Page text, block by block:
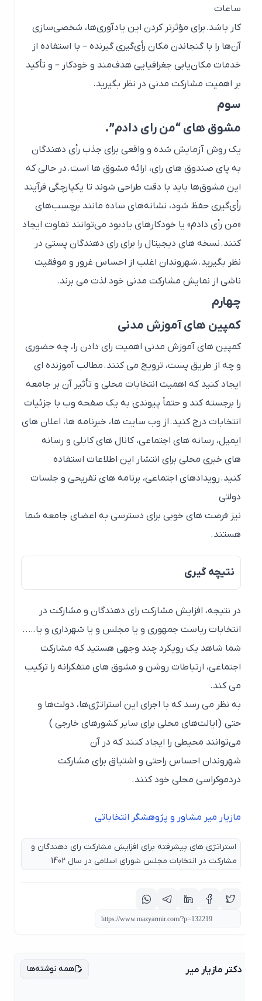
ساعات
کار باشد. برای مؤثرتر کردن این یادآوری‌ها، شخصی‌سازی
آن‌ها را با گنجاندن مکان رأی‌گیری گیرنده – با استفاده از
خدمات مکان‌یابی جغرافیایی هدف‌مند و خودکار – و تأکید
بر اهمیت مشارکت مدنی در نظر بگیرید.
سوم
مشوق های “من رای دادم”.
یک روش آزمایش شده و واقعی برای جذب رأی دهندگان
به پای صندوق های رای، ارائه مشوق ها است. در حالی که
این مشوق‌ها باید با دقت طراحی شوند تا یکپارچگی فرآیند
رأی‌گیری حفظ شود، نشانه‌های ساده مانند برچسب‌های
«من رأی دادم» یا خودکارهای یادبود می‌توانند تفاوت ایجاد
کنند. نسخه های دیجیتال را برای رای دهندگان پستی در
نظر بگیرید. شهروندان اغلب از احساس غرور و موفقیت
ناشی از نمایش مشارکت مدنی خود لذت می برند.
چهارم
کمپین های آموزش مدنی
کمپین های آموزش مدنی اهمیت رای دادن را، چه حضوری
و چه از طریق پست، ترویج می کنند. مطالب آموزنده ای
ایجاد کنید که اهمیت انتخابات محلی و تأثیر آن بر جامعه
را برجسته کند و حتماً پیوندی به یک صفحه وب با جزئیات
انتخابات درج کنید. از وب سایت ها، خبرنامه ها، اعلان های
ایمیل، رسانه های اجتماعی، کانال های کابلی و رسانه
های خبری محلی برای انتشار این اطلاعات استفاده
کنید. رویدادهای اجتماعی، برنامه های تفریحی و جلسات
دولتی
نیز فرصت های خوبی برای دسترسی به اعضای جامعه شما
هستند.
نتیچه گیری
در نتیجه، افزایش مشارکت رای دهندگان و مشارکت در
انتخابات ریاست جمهوری و یا مجلس و یا شهرداری و یا…..
شما شاهد یک رویکرد چند وجهی هستید که مشارکت
اجتماعی، ارتباطات روشن و مشوق های متفکرانه را ترکیب
می کند.
به نظر می رسد که با اجرای این استراتژی‌ها، دولت‌ها و
حتی (ایالت‌های محلی برای سایر کشورهای خارجی )
می‌توانند محیطی را ایجاد کنند که در آن
شهروندان احساس راحتی و اشتیاق برای مشارکت
دردموکراسی محلی خود کنند.
مازیار میر مشاور و پژوهشگر انتخاباتی
استراتژی های پیشرفته برای افزایش مشارکت رای دهندگان و
مشارکت در انتخابات مجلس شورای اسلامی در سال 1402
دکتر مازیار میر همه نوشته‌ها